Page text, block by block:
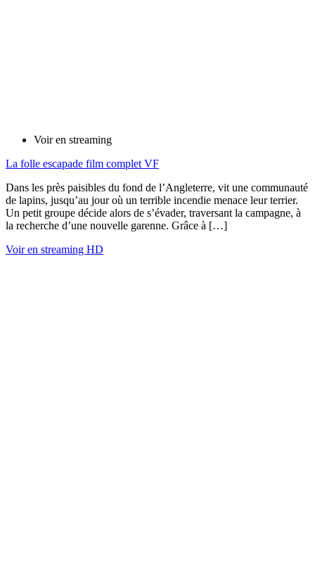
Voir en streaming
La folle escapade film complet VF
Dans les près paisibles du fond de l’Angleterre, vit une communauté
de lapins, jusqu’au jour où un terrible incendie menace leur terrier.
Un petit groupe décide alors de s’évader, traversant la campagne, à
la recherche d’une nouvelle garenne. Grâce à […]
Voir en streaming HD